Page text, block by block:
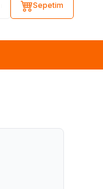
Sepetim